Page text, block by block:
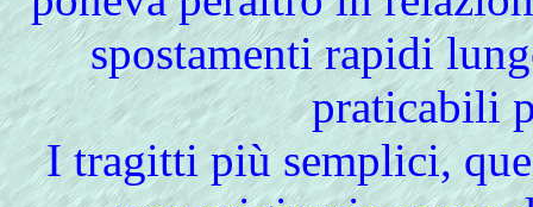
spostamenti rapidi
praticabili
I tragitti più semplici,